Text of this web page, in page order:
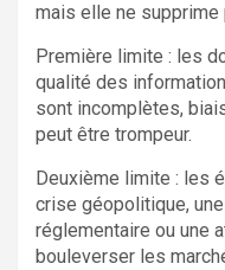
mais elle ne supprime
Première limite : les
qualité des
sont incomplètes,
peut être trompeur.
Deuxième limite : les
crise géopolitique,
réglementaire ou une
bouleverser les